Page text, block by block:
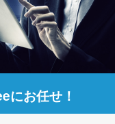
にお任せ！